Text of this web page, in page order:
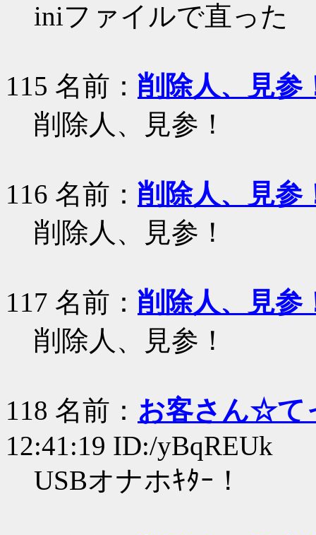
iniファイルで直った
115 名前： 削除人、見参
削除人、見参！
116 名前： 削除人、見参
削除人、見参！
117 名前： 削除人、見参
削除人、見参！
118 名前： お客さん☆て
12:41:19 ID:/yBqREUk
USBオナホｷﾀｰ！